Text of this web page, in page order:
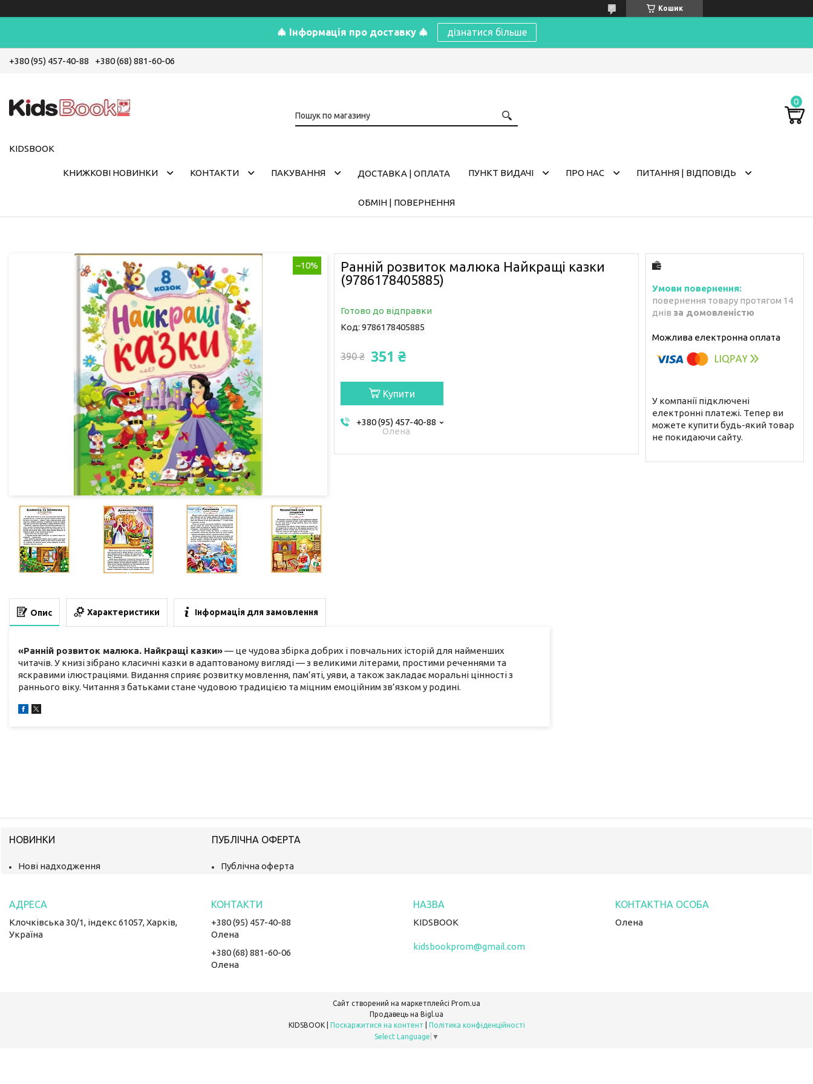
Кошик
🎄 Інформація про доставку 🎄 дізнатися більше
+380 (95) 457-40-88 +380 (68) 881-60-06
KIDSBOOK
КНИЖКОВІ НОВИНКИ КОНТАКТИ ПАКУВАННЯ ДОСТАВКА | ОПЛАТА ПУНКТ ВИДАЧІ ПРО НАС ПИТАННЯ | ВІДПОВІДЬ
ОБМІН | ПОВЕРНЕННЯ
–10%
Ранній розвиток малюка Найкращі казки
(9786178405885)
Готово до відправки
Код: 9786178405885
390 ₴ 351 ₴
Купити
+380 (95) 457-40-88
Олена
повернення товару протягом 14
днів за домовленістю
У компанії підключені
електронні платежі. Тепер ви
можете купити будь-який товар
не покидаючи сайту.
Опис Характеристики Інформація для замовлення
«Ранній розвиток малюка. Найкращі казки»— це чудова збірка добрих і повчальних історій для найменших
читачів. У книзі зібрано класичні казки в адаптованому вигляді — з великими літерами, простими реченнями та
яскравими ілюстраціями. Видання сприяє розвитку мовлення, пам’яті, уяви, а також закладає моральні цінності з
раннього віку. Читання з батьками стане чудовою традицією та міцним емоційним зв’язком у родині.
НОВИНКИ
Нові надходження
ПУБЛІЧНА ОФЕРТА
Публічна оферта
Клочківська 30/1, індекс 61057, Харків,
Україна
+380 (95) 457-40-88
Олена
+380 (68) 881-60-06
Олена
KIDSBOOK
kidsbookprom@gmail.com
Олена
Сайт створений на маркетплейсі Prom.ua
Продавець на Bigl.ua
Поскаржитися на контент
Політика конфіденційності
Select Language ▼